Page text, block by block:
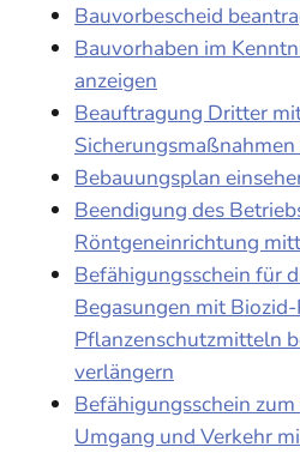
Bauvorbescheid
Bauvorhaben im
anzeigen
Beauftragung Dritter
Sicherungsmaßnahmen
Bebauungsplan
Beendigung des
Röntgeneinrichtung
Befähigungsschein für
Begasungen mit
Pflanzenschutzmitteln
verlängern
Befähigungsschein
Umgang und Verkehr